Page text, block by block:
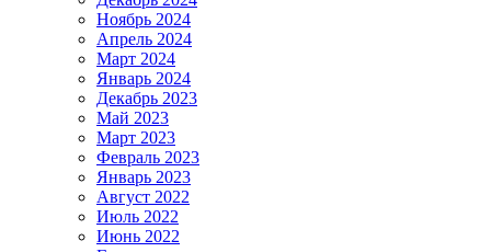
Ноябрь 2024
Апрель 2024
Март 2024
Январь 2024
Декабрь 2023
Май 2023
Март 2023
Февраль 2023
Январь 2023
Август 2022
Июль 2022
Июнь 2022